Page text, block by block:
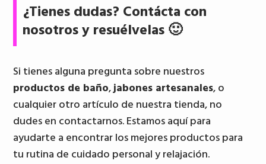
¿Tienes dudas? Contácta con
nosotros y resuélvelas 🙂
Si tienes alguna pregunta sobre nuestros
productos de baño,jabones artesanales, o
cualquier otro artículo de nuestra tienda, no
dudes en contactarnos. Estamos aquí para
ayudarte a encontrar los mejores productos para
tu rutina de cuidado personal y relajación.